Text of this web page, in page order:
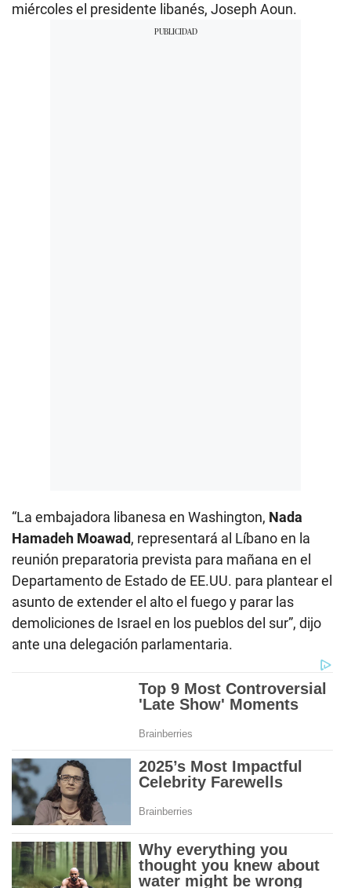
miércoles el presidente libanés, Joseph Aoun.
“La embajadora libanesa en Washington, Nada
Hamadeh Moawad, representará al Líbano en la
reunión preparatoria prevista para mañana en el
Departamento de Estado de EE.UU. para plantear el
asunto de extender el alto el fuego y parar las
demoliciones de Israel en los pueblos del sur”, dijo
ante una delegación parlamentaria.